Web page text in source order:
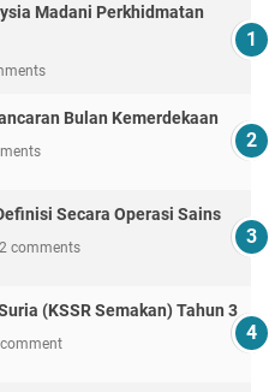
Madani Perkhidmatan
Bulan Kemerdekaan
Secara Operasi Sains
comments
(KSSR Semakan) Tahun 3